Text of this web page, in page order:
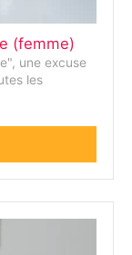
(femme)
une excuse
les